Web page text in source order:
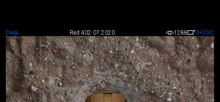
Diela Red 402.07.2020 1288 0+20-2